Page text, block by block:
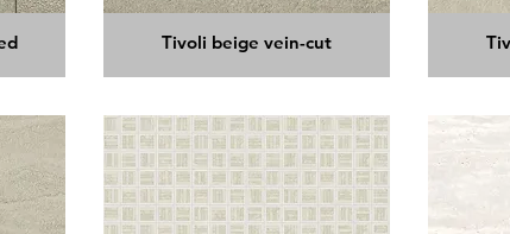
Tivoli beige vein-cut